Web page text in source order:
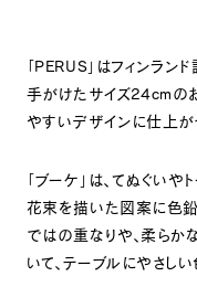
「PERUS」はフィンラン
手がけたサイズ24cmの
やすいデザインに仕上が
「ブーケ」は、てぬぐい
花束を描いた図案に色
ではの重なりや、柔らか
いて、テーブルにやさしい